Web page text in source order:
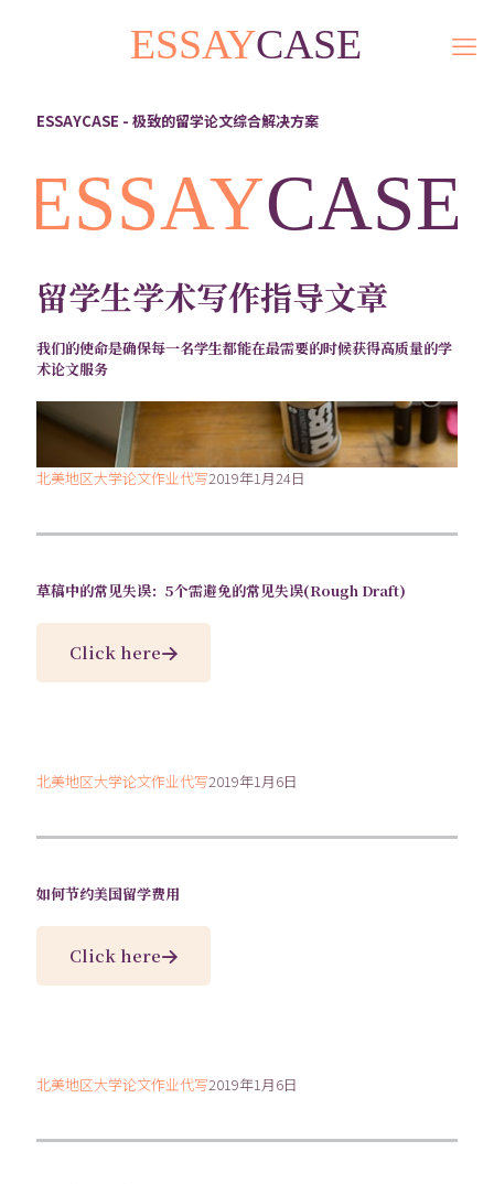
ESSAYCASE - 极致的留学论文综合解决方案
留学生学术写作指导文章
我们的使命是确保每一名学生都能在最需要的时候获得高质量的学
术论文服务
北美地区大学论文作业代写2019年1月24日
草稿中的常见失误：5个需避免的常见失误(Rough Draft)
Click here
北美地区大学论文作业代写2019年1月6日
如何节约美国留学费用
Click here
北美地区大学论文作业代写2019年1月6日